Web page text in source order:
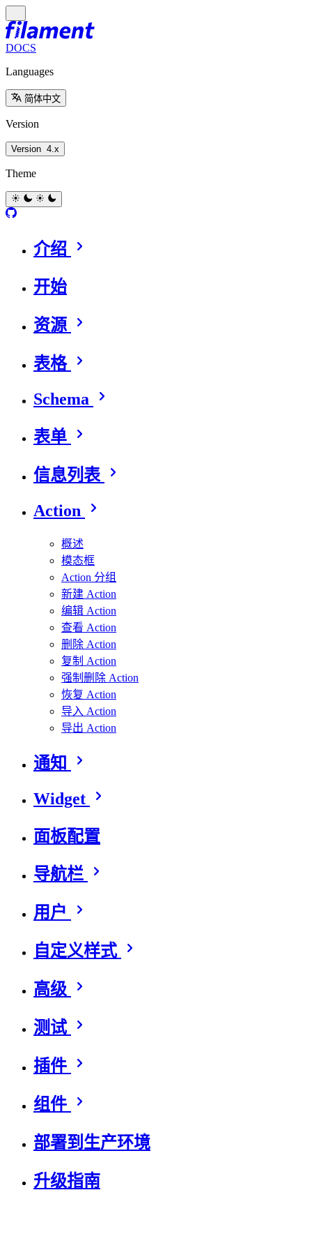
DOCS
Languages
简体中文
Version
Version 4.x
Theme
介绍
开始
资源
表格
Schema
表单
信息列表
Action
概述
模态框
Action 分组
新建 Action
编辑 Action
查看 Action
删除 Action
复制 Action
强制删除 Action
恢复 Action
导入 Action
导出 Action
通知
Widget
面板配置
导航栏
用户
自定义样式
高级
测试
插件
组件
部署到生产环境
升级指南